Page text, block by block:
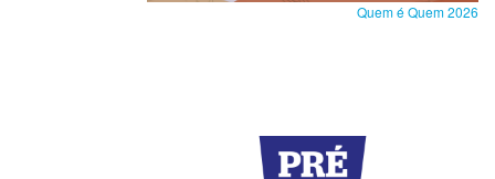
Quem é Quem 2026